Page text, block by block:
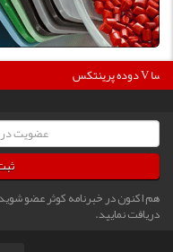
دوده پرینتکس V دگوسا :
هم اکنون در خبرنامه کوثر عضو
دریافت نمایید.